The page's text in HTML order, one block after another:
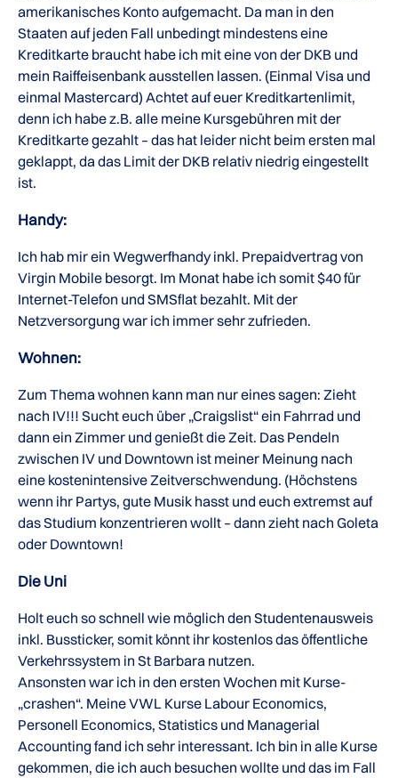
amerikanisches Konto aufgemacht. Da man in den
Staaten auf jeden Fall unbedingt mindestens eine
Kreditkarte braucht habe ich mit eine von der DKB und
mein Raiffeisenbank ausstellen lassen. (Einmal Visa und
einmal Mastercard) Achtet auf euer Kreditkartenlimit,
denn ich habe z.B. alle meine Kursgebühren mit der
Kreditkarte gezahlt – das hat leider nicht beim ersten mal
geklappt, da das Limit der DKB relativ niedrig eingestellt
ist.
Handy:
Ich hab mir ein Wegwerfhandy inkl. Prepaidvertrag von
Virgin Mobile besorgt. Im Monat habe ich somit $40 für
Internet-Telefon und SMSflat bezahlt. Mit der
Netzversorgung war ich immer sehr zufrieden.
Wohnen:
Zum Thema wohnen kann man nur eines sagen: Zieht
nach IV!!! Sucht euch über „Craigslist“ ein Fahrrad und
dann ein Zimmer und genießt die Zeit. Das Pendeln
zwischen IV und Downtown ist meiner Meinung nach
eine kostenintensive Zeitverschwendung. (Höchstens
wenn ihr Partys, gute Musik hasst und euch extremst auf
das Studium konzentrieren wollt – dann zieht nach Goleta
oder Downtown!
Die Uni
Holt euch so schnell wie möglich den Studentenausweis
inkl. Bussticker, somit könnt ihr kostenlos das öffentliche
Verkehrssystem in St Barbara nutzen.
Ansonsten war ich in den ersten Wochen mit Kurse-
„crashen“. Meine VWL Kurse Labour Economics,
Personell Economics, Statistics und Managerial
Accounting fand ich sehr interessant. Ich bin in alle Kurse
gekommen, die ich auch besuchen wollte und das im Fall